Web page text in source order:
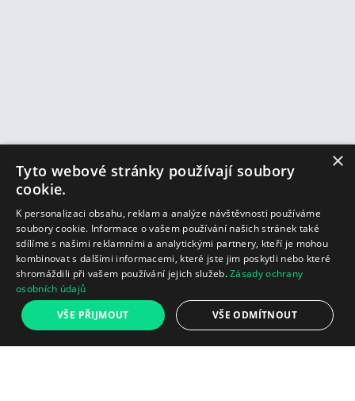
1 019 Kč Přidat do košíku
×
Tyto webové stránky používají soubory
cookie.
K personalizaci obsahu, reklam a analýze návštěvnosti používáme
soubory cookie. Informace o vašem používání našich stránek také
sdílíme s našimi reklamními a analytickými partnery, kteří je mohou
kombinovat s dalšími informacemi, které jste jim poskytli nebo které
shromáždili při vašem používání jejich služeb.Zásady ochrany
osobních údajů
VŠE PŘIJMOUT
VŠE ODMÍTNOUT